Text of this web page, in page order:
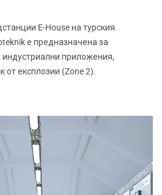
E-House на турския
е предназначена за
приложения,
от експлозии (Zone 2).